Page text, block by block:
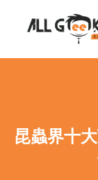
昆蟲界十